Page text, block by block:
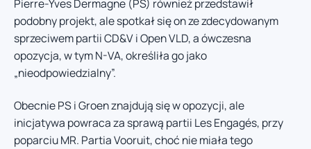
Pierre-Yves Dermagne (PS) również przedstawił
podobny projekt, ale spotkał się on ze zdecydowanym
sprzeciwem partii CD&V i Open VLD, a ówczesna
opozycja, w tym N-VA, określiła go jako
„nieodpowiedzialny”.
Obecnie PS i Groen znajdują się w opozycji, ale
inicjatywa powraca za sprawą partii Les Engagés, przy
poparciu MR. Partia Vooruit, choć nie miała tego